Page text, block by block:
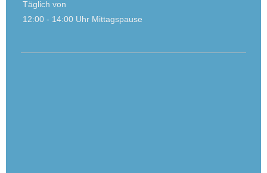
Täglich von
12:00 - 14:00 Uhr Mittagspause